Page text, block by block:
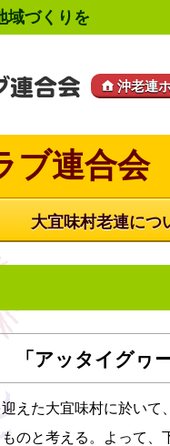
域づくりを
沖老連
ブ連合会
大宜味村老連につ
「アッタイグヮ
えた大宜味村に於いて
のと考える。よって